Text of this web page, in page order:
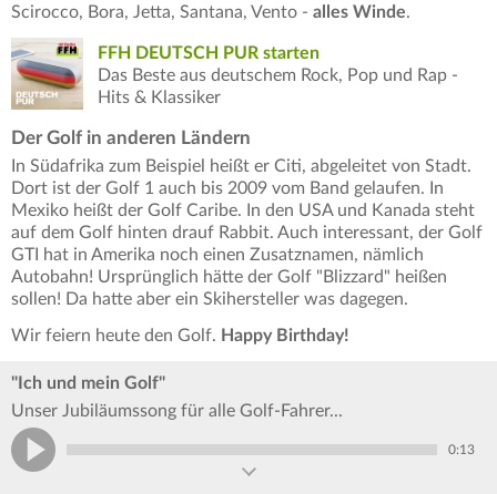
Scirocco, Bora, Jetta, Santana, Vento - alles Winde.
FFH DEUTSCH PUR starten
Das Beste aus deutschem Rock, Pop und Rap -
Hits & Klassiker
Der Golf in anderen Ländern
In Südafrika zum Beispiel heißt er Citi, abgeleitet von Stadt.
Dort ist der Golf 1 auch bis 2009 vom Band gelaufen. In
Mexiko heißt der Golf Caribe. In den USA und Kanada steht
auf dem Golf hinten drauf Rabbit. Auch interessant, der Golf
GTI hat in Amerika noch einen Zusatznamen, nämlich
Autobahn! Ursprünglich hätte der Golf "Blizzard" heißen
sollen! Da hatte aber ein Skihersteller was dagegen.
Wir feiern heute den Golf. Happy Birthday!
"Ich und mein Golf"
Unser Jubiläumssong für alle Golf-Fahrer...
0:13